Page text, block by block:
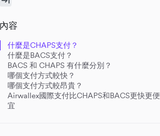
內容
什麼是CHAPS支付？
什麼是BACS支付？
BACS 和 CHAPS 有什麼分別？
哪個支付方式較快？
哪個支付方式較昂貴？
Airwallex國際支付比CHAPS和BACS更快更便
宜